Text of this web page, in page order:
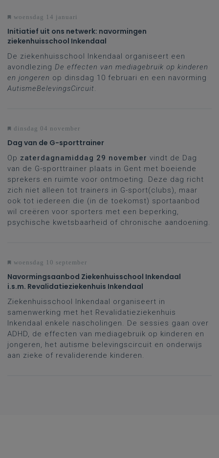
woensdag 14 januari
Initiatief uit ons netwerk: navormingen
ziekenhuisschool Inkendaal
De ziekenhuisschool Inkendaal organiseert een
avondlezing De effecten van mediagebruik op kinderen
en jongeren op dinsdag 10 februari en een navorming
AutismeBelevingsCircuit.
dinsdag 04 november
Dag van de G-sporttrainer
Op zaterdagnamiddag 29 november vindt de Dag
van de G-sporttrainer plaats in Gent met boeiende
sprekers en ruimte voor ontmoeting. Deze dag richt
zich niet alleen tot trainers in G-sport(clubs), maar
ook tot iedereen die (in de toekomst) sportaanbod
wil creëren voor sporters met een beperking,
psychische kwetsbaarheid of chronische aandoening.
woensdag 10 september
Navormingsaanbod Ziekenhuisschool Inkendaal
i.s.m. Revalidatieziekenhuis Inkendaal
Ziekenhuisschool Inkendaal organiseert in
samenwerking met het Revalidatieziekenhuis
Inkendaal enkele nascholingen. De sessies gaan over
ADHD, de effecten van mediagebruik op kinderen en
jongeren, het autisme belevingscircuit en onderwijs
aan zieke of revaliderende kinderen.